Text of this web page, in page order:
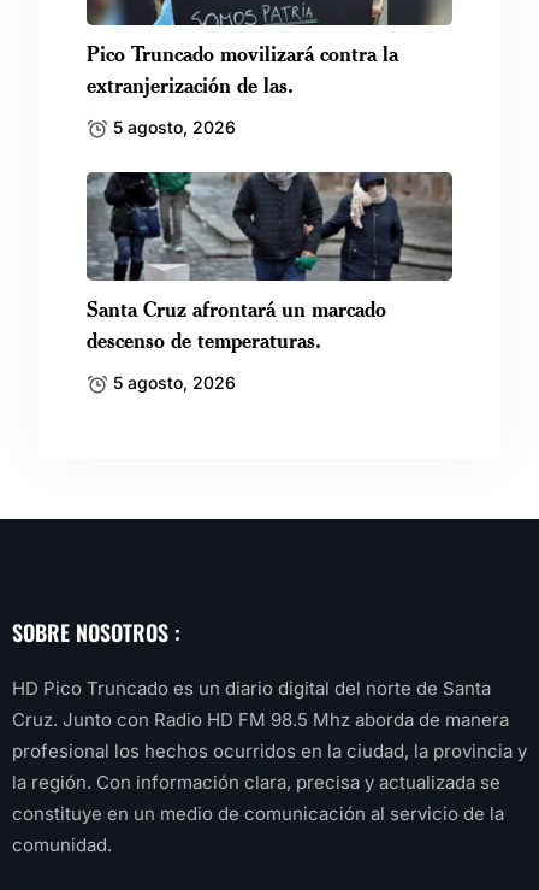
Pico Truncado movilizará contra la
extranjerización de las.
5 agosto, 2026
Santa Cruz afrontará un marcado
descenso de temperaturas.
5 agosto, 2026
SOBRE NOSOTROS :
HD Pico Truncado es un diario digital del norte de Santa
Cruz. Junto con Radio HD FM 98.5 Mhz aborda de manera
profesional los hechos ocurridos en la ciudad, la provincia y
la región. Con información clara, precisa y actualizada se
constituye en un medio de comunicación al servicio de la
comunidad.